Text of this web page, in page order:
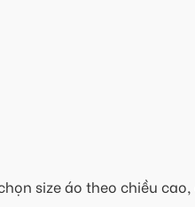
size áo theo chiều